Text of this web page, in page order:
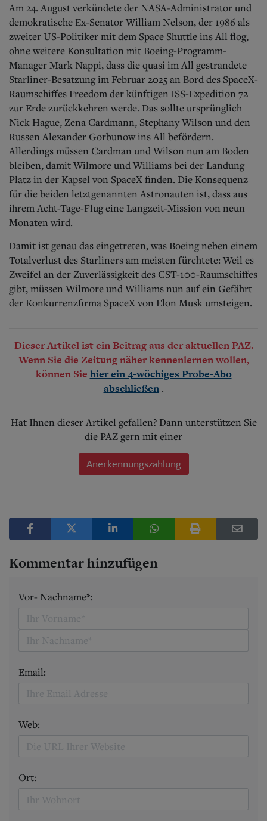
Am 24. August verkündete der NASA-Administrator und
demokratische Ex-Senator William Nelson, der 1986 als
zweiter US-Politiker mit dem Space Shuttle ins All flog,
ohne weitere Konsultation mit Boeing-Programm-
Manager Mark Nappi, dass die quasi im All gestrandete
Starliner-Besatzung im Februar 2025 an Bord des SpaceX-
Raumschiffes Freedom der künftigen ISS-Expedition 72
zur Erde zurückkehren werde. Das sollte ursprünglich
Nick Hague, Zena Cardmann, Stephany Wilson und den
Russen Alexander Gorbunow ins All befördern.
Allerdings müssen Cardman und Wilson nun am Boden
bleiben, damit Wilmore und Williams bei der Landung
Platz in der Kapsel von SpaceX finden. Die Konsequenz
für die beiden letztgenannten Astronauten ist, dass aus
ihrem Acht-Tage-Flug eine Langzeit-Mission von neun
Monaten wird.
Damit ist genau das eingetreten, was Boeing neben einem
Totalverlust des Starliners am meisten fürchtete: Weil es
Zweifel an der Zuverlässigkeit des CST-100-Raumschiffes
gibt, müssen Wilmore und Williams nun auf ein Gefährt
der Konkurrenzfirma SpaceX von Elon Musk umsteigen.
Dieser Artikel ist ein Beitrag aus der aktuellen PAZ.
Wenn Sie die Zeitung näher kennenlernen wollen,
können Sie hier ein 4-wöchiges Probe-Abo
abschließen .
Hat Ihnen dieser Artikel gefallen? Dann unterstützen Sie
die PAZ gern mit einer
Anerkennungszahlung
Kommentar hinzufügen
Vor- Nachname*:
Email:
Web:
Ort: